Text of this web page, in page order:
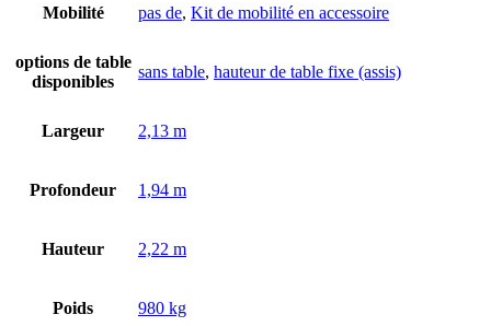
Mobilité pas de, Kit de mobilité en accessoire
options de table
disponibles
sans table, hauteur de table fixe (assis)
Largeur 2,13 m
Profondeur 1,94 m
Hauteur 2,22 m
Poids 980 kg